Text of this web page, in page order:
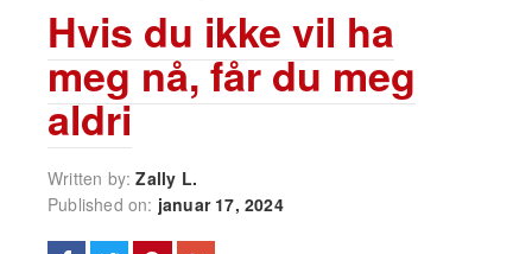
Hvis du ikke vil ha
meg nå, får du meg
aldri
Written by:Zally L.
Published on: januar 17, 2024